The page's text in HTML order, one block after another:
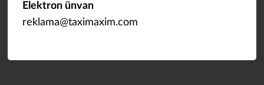
Elektron ünvan
reklama@taximaxim.com